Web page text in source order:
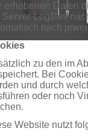
erhobenen Daten
Server-Logfiles
nach
zu den im
Bei
und durch
oder noch
Website nutzt